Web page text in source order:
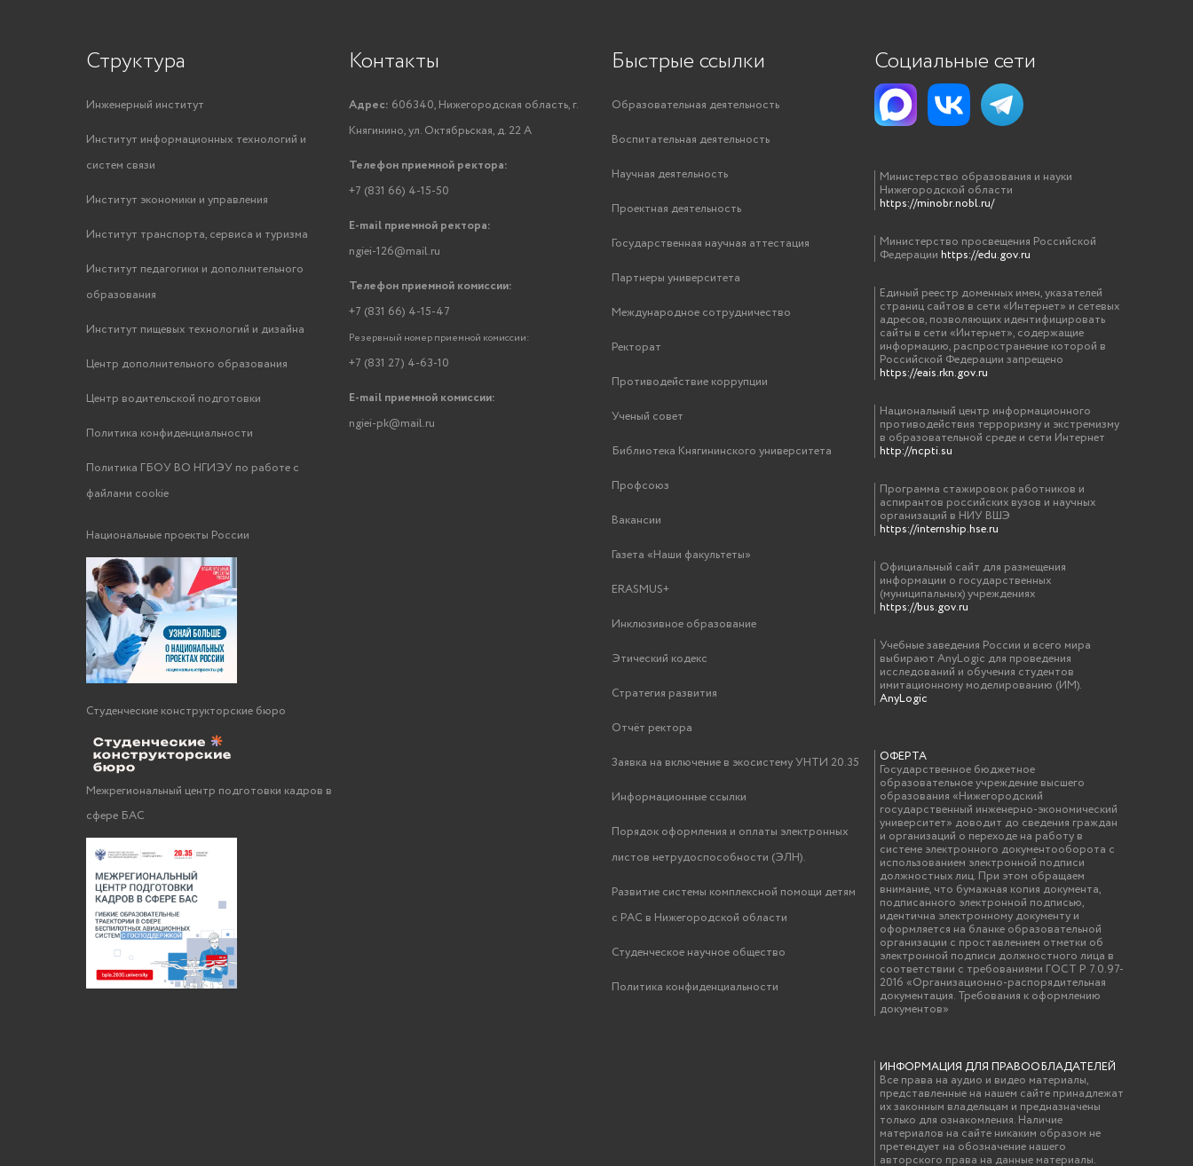
Структура
Инженерный институт
Институт информационных технологий и
систем связи
Институт экономики и управления
Институт транспорта, сервиса и туризма
Институт педагогики и дополнительного
образования
Институт пищевых технологий и дизайна
Центр дополнительного образования
Центр водительской подготовки
Политика конфиденциальности
Политика ГБОУ ВО НГИЭУ по работе с
файлами cookie
Национальные проекты России
Студенческие конструкторские бюро
Межрегиональный центр подготовки кадров в
сфере БАС
Контакты
Адрес: 606340, Нижегородская область, г.
Княгинино, ул. Октябрьская, д. 22 А
Телефон приемной ректора:
+7 (831 66) 4-15-50
E-mail приемной ректора:
ngiei-126@mail.ru
Телефон приемной комиссии:
+7 (831 66) 4-15-47
Резервный номер приемной комиссии:
+7 (831 27) 4-63-10
E-mail приемной комиссии:
ngiei-pk@mail.ru
Быстрые ссылки
Образовательная деятельность
Воспитательная деятельность
Научная деятельность
Проектная деятельность
Государственная научная аттестация
Партнеры университета
Международное сотрудничество
Ректорат
Противодействие коррупции
Ученый совет
Библиотека Княгининского университета
Профсоюз
Вакансии
Газета «Наши факультеты»
ERASMUS+
Инклюзивное образование
Этический кодекс
Стратегия развития
Отчёт ректора
Заявка на включение в экосистему УНТИ 20.35
Информационные ссылки
Порядок оформления и оплаты электронных
листов нетрудоспособности (ЭЛН).
Развитие системы комплексной помощи детям
с РАС в Нижегородской области
Студенческое научное общество
Политика конфиденциальности
Социальные сети
Министерство образования и науки
Нижегородской области
https://minobr.nobl.ru/
Министерство просвещения Российской
Федерации https://edu.gov.ru
Единый реестр доменных имен, указателей
страниц сайтов в сети «Интернет» и сетевых
адресов, позволяющих идентифицировать
сайты в сети «Интернет», содержащие
информацию, распространение которой в
Российской Федерации запрещено
https://eais.rkn.gov.ru
Национальный центр информационного
противодействия терроризму и экстремизму
в образовательной среде и сети Интернет
http://ncpti.su
Программа стажировок работников и
аспирантов российских вузов и научных
организаций в НИУ ВШЭ
https://internship.hse.ru
Официальный сайт для размещения
информации о государственных
(муниципальных) учреждениях
https://bus.gov.ru
Учебные заведения России и всего мира
выбирают AnyLogic для проведения
исследований и обучения студентов
имитационному моделированию (ИМ).
AnyLogic
ОФЕРТА
Государственное бюджетное
образовательное учреждение высшего
образования «Нижегородский
государственный инженерно-экономический
университет» доводит до сведения граждан
и организаций о переходе на работу в
системе электронного документооборота с
использованием электронной подписи
должностных лиц. При этом обращаем
внимание, что бумажная копия документа,
подписанного электронной подписью,
идентична электронному документу и
оформляется на бланке образовательной
организации с проставлением отметки об
электронной подписи должностного лица в
соответствии с требованиями ГОСТ Р 7.0.97-
2016 «Организационно-распорядительная
документация. Требования к оформлению
документов»
ИНФОРМАЦИЯ ДЛЯ ПРАВООБЛАДАТЕЛЕЙ
Все права на аудио и видео материалы,
представленные на нашем сайте принадлежат
их законным владельцам и предназначены
только для ознакомления. Наличие
материалов на сайте никаким образом не
претендует на обозначение нашего
авторского права на данные материалы.